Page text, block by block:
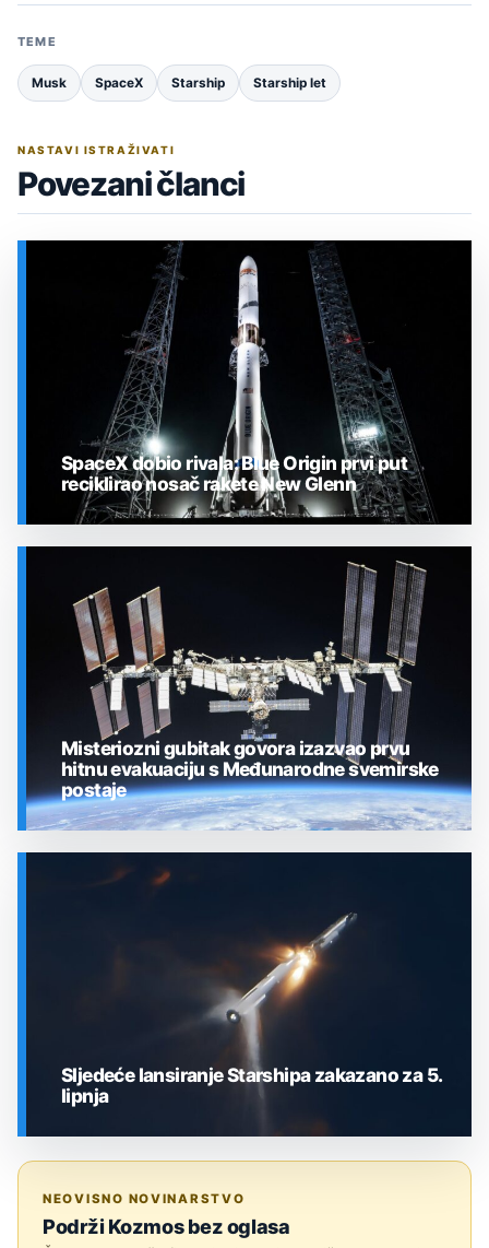
TEME
Musk SpaceX Starship Starship let
NASTAVI ISTRAŽIVATI
Povezani članci
SpaceX dobio rivala: Blue Origin prvi put
reciklirao nosač rakete New Glenn
SVEMIR
Misteriozni gubitak govora izazvao prvu
hitnu evakuaciju s Međunarodne svemirske
postaje
Sljedeće lansiranje Starshipa zakazano za 5.
lipnja
NEOVISNO NOVINARSTVO
Podrži Kozmos bez oglasa